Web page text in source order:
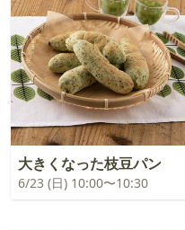
大きくなった枝豆パン
6/23 (日) 10:00〜10:30